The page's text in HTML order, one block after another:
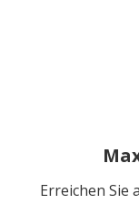
Erreichen Sie